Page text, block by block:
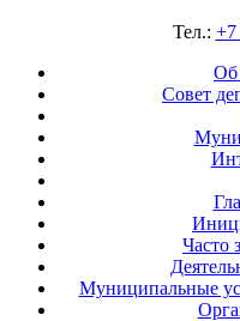
Тел.: +7
Об
Совет
Часто
Муниципальные